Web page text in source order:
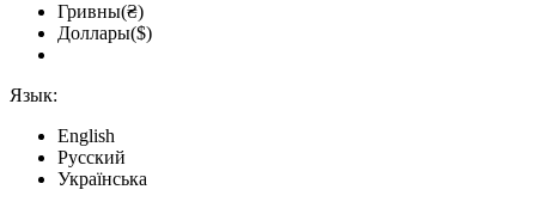
Гривны(₴)
Доллары($)
Язык:
English
Русский
Українська